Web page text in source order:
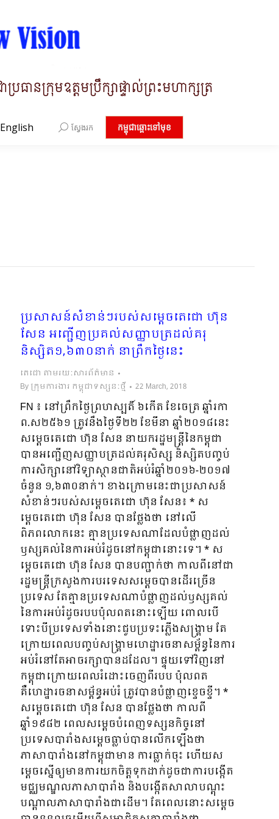
English Search:
ស្វែងរក កម្ពុជាឆ្ពោះទៅមុខ
ប្រសាសន៍សំខាន់ៗរបស់សម្តេចតេជោ ហ៊ុន
សែន អញ្ជើញប្រគល់សញ្ញាបត្រដល់គរុ
និស្សិត១,៦៣០នាក់ នាព្រឹកថ្ងៃនេះ
តេជោ តាមរយៈសារព័ត៌មាន
By ក្រុមការងារ កម្ពុជាទស្សនៈថ្មី 22 March, 2018
FN ៖ នៅព្រឹកថ្ងៃព្រហស្បតិ៍ ៦កើត ខែចេត្រ ឆ្នាំរកា
ព.ស២៥៦១ ត្រូវនឹងថ្ងៃទី២២ ខែមីនា ឆ្នាំ២០១៨នេះ
សម្តេចតេជោ ហ៊ុន សែន នាយករដ្ឋមន្ត្រីនៃកម្ពុជា
បានអញ្ជើញសញ្ញាបត្រដល់គរុសិស្ស និស្សិតបញ្ចប់
ការសិក្សានៅវិទ្យាស្ថានជាតិអប់រំឆ្នាំ២០១៦-២០១៧
ចំនួន ១,៦៣០នាក់។ ខាងក្រោមនេះជាប្រសាសន៍
សំខាន់ៗរបស់សម្តេចតេជោ ហ៊ុន សែន៖ * ស
ម្តេចតេជោ ហ៊ុន សែន បានថ្លែងថា នៅលើ
ពិភពលោកនេះ គ្មានប្រទេសណាដែលបំផ្លាញដល់
ឫស្សគល់នៃការអប់រំដូចនៅកម្ពុជានោះទេ។ * ស
ម្តេចតេជោ ហ៊ុន សែន បានបញ្ជាក់ថា កាលពីនៅជា
រដ្ឋមន្ត្រីក្រសួងការបរទេសសម្តេចបានដើរច្រើន
ប្រទេស តែគ្មានប្រទេសណាបំផ្លាញដល់ឫស្សគល់
នៃការអប់រំដូចរបបប៉ុលពតនោះឡើយ ពោលបើ
ទោះបីប្រទេសទាំងនោះជួបប្រទះភ្លើងសង្គ្រាម តែ
ក្រោយពេលបញ្ចប់សង្គ្រាមហេដ្ឋារចនាសម្ព័ន្ធនៃការ
អប់រំនៅតែអាចរក្សាបានដដែល។ ផ្ទុយទៅវិញនៅ
កម្ពុជាក្រោយពេលរំដោះចេញពីរបប ប៉ុលពត
គឺហេដ្ឋារចនាសម្ព័ន្ធអប់រំ ត្រូវបានបំផ្លាញខ្ទេចខ្ទី។ *
សម្តេចតេជោ ហ៊ុន សែន បានថ្លែងថា កាលពី
ឆ្នាំ១៩៨២ ពេលសម្តេចបំពេញទស្សនកិច្ចនៅ
ប្រទេសបារាំងសម្តេចធ្លាប់បានលើកឡើងថា
ភាសាបារាំងនៅកម្ពុជាមាន ការធ្លាក់ចុះ ហើយស
ម្តេចស្នើឲ្យមានការយកចិត្តទុកដាក់ដូចជាការបង្កើត
មជ្ឈមណ្ឌលភាសាបារាំង និងបង្កើតសាលាបណ្តុះ
បណ្តាលភាសាបារាំងជាដើម។ តែពេលនោះសម្តេច